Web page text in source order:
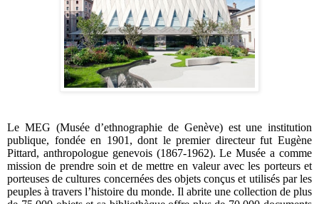
Le MEG (Musée d’ethnographie de Genève) est une institution
publique, fondée en 1901, dont le premier directeur fut Eugène
Pittard, anthropologue genevois (1867-1962). Le Musée a comme
mission de prendre soin et de mettre en valeur avec les porteurs et
porteuses de cultures concernées des objets conçus et utilisés par les
peuples à travers l’histoire du monde. Il abrite une collection de plus